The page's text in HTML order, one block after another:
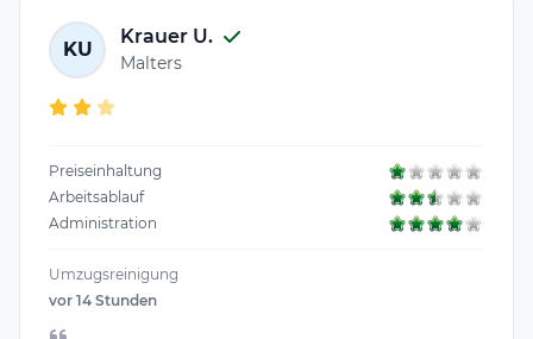
KU
Krauer U.
Malters
Preiseinhaltung
Arbeitsablauf
Administration
Umzugsreinigung
vor 14 Stunden